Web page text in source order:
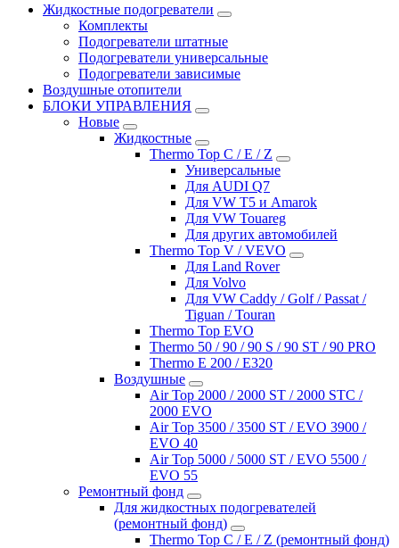
Жидкостные подогреватели
Комплекты
Подогреватели штатные
Подогреватели универсальные
Подогреватели зависимые
Воздушные отопители
БЛОКИ УПРАВЛЕНИЯ
Новые
Жидкостные
Thermo Top C / E / Z
Универсальные
Для AUDI Q7
Для VW T5 и Amarok
Для VW Touareg
Для других автомобилей
Thermo Top V / VEVO
Для Land Rover
Для Volvo
Для VW Caddy / Golf / Passat /
Tiguan / Touran
Thermo Top EVO
Thermo 50 / 90 / 90 S / 90 ST / 90 PRO
Thermo E 200 / E320
Воздушные
Air Top 2000 / 2000 ST / 2000 STC /
2000 EVO
Air Top 3500 / 3500 ST / EVO 3900 /
EVO 40
Air Top 5000 / 5000 ST / EVO 5500 /
EVO 55
Ремонтный фонд
Для жидкостных подогревателей
(ремонтный фонд)
Thermo Top C / E / Z (ремонтный фонд)